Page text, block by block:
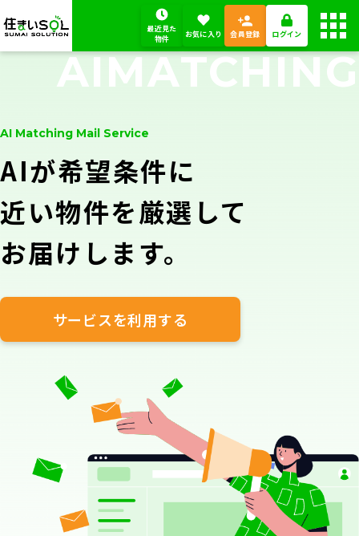
最近見た
物件
お気に入り 会員登録 ログイン
エリアから検索
から検索
フリーワード検索
サービス
運営サービス・
ニュース＆
トピックス
AIMATCHING
AI Matching Mail Service
AIが希望条件に
近い物件を厳選して
お届けします。
サービスを利用する